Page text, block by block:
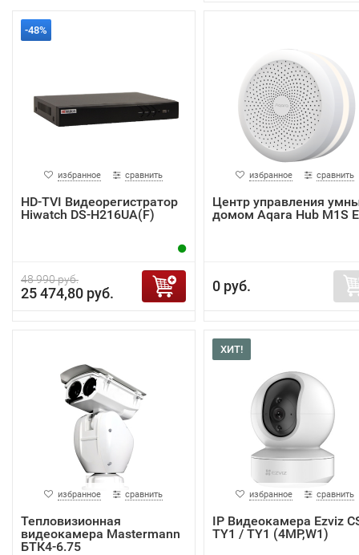
-48%
избранное сравнить
HD-TVI Видеорегистратор
Hiwatch DS-H216UA(F)
48 990 руб.
25 474,80 руб.
избранное сравнить
Центр управления
домом Aqara Hub M1S
0 руб.
избранное сравнить
Тепловизионная
видеокамера Mastermann
БТК4-6.75
ХИТ!
избранное сравнить
IP Видеокамера Ezviz
TY1 / TY1 (4MP,W1)